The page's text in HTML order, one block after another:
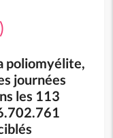
poliomyélite,
journées
les 113